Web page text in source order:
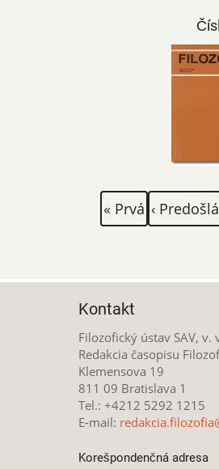
Stránkovanie
Prvá
strana
« Prvá
strana
‹ Predošlá
Kontakt
Filozofický ústav SAV, v.
Redakcia časopisu
Klemensova 19
811 09 Bratislava 1
Tel.: +4212 5292 1215
E-mail:
Korešpondenčná adresa